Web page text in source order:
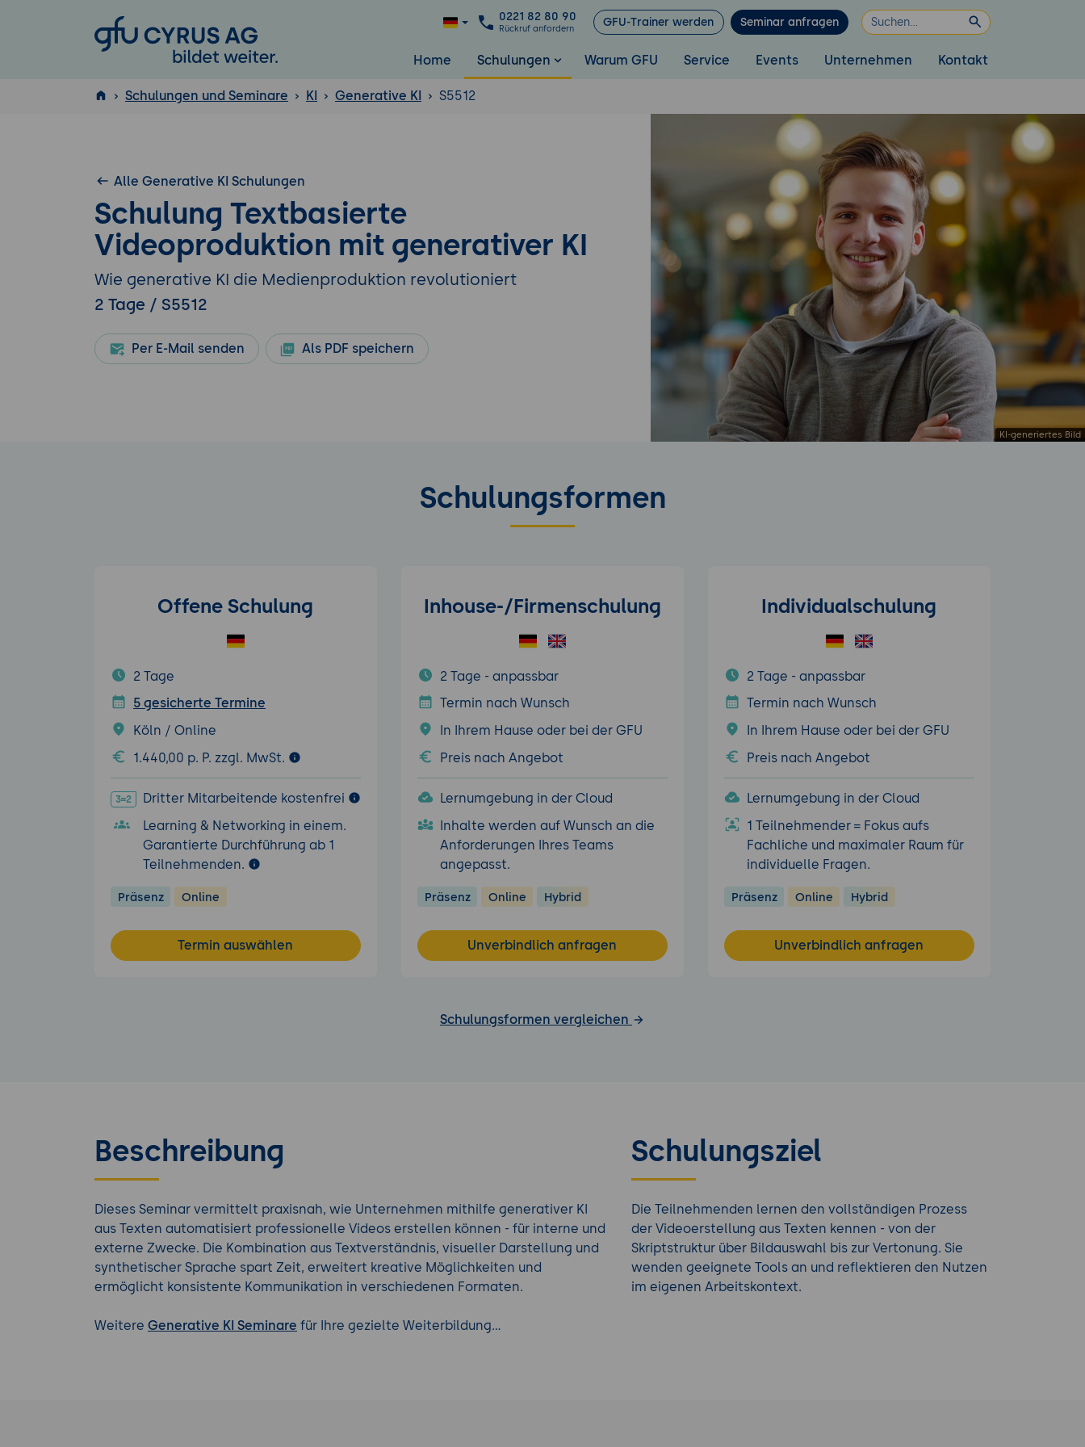
GFU Cyrus AG
0221 82 80 90
Rückruf anfordern GFU-Trainer werden Seminar anfragen
Home Schulungen Warum GFU Service Events Unternehmen Kontakt
ISTQB
Schulungen und Seminare KI Generative KI S5512
Alle Generative KI Schulungen
Schulung Textbasierte
Videoproduktion mit generativer KI
Wie generative KI die Medienproduktion revolutioniert
2 Tage / S5512
Per E-Mail senden Als PDF speichern
Schulungsformen
Offene Schulung
2 Tage
5 gesicherte Termine
Köln / Online
1.440,00 p. P. zzgl. MwSt.
Dritter Mitarbeitende kostenfrei
Learning & Networking in einem.
Garantierte Durchführung ab 1
Teilnehmenden.
Präsenz Online
Termin auswählen
Inhouse-/Firmenschulung
2 Tage - anpassbar
Termin nach Wunsch
In Ihrem Hause oder bei der GFU
Preis nach Angebot
Lernumgebung in der Cloud
Inhalte werden auf Wunsch an die
Anforderungen Ihres Teams
angepasst.
Präsenz Online Hybrid
Unverbindlich anfragen
Individualschulung
2 Tage - anpassbar
Termin nach Wunsch
In Ihrem Hause oder bei der GFU
Preis nach Angebot
Lernumgebung in der Cloud
1 Teilnehmender = Fokus aufs
Fachliche und maximaler Raum für
individuelle Fragen.
Präsenz Online Hybrid
Unverbindlich anfragen
Schulungsformen vergleichen
Beschreibung
Dieses Seminar vermittelt praxisnah, wie Unternehmen mithilfe generativer KI
aus Texten automatisiert professionelle Videos erstellen können - für interne und
externe Zwecke. Die Kombination aus Textverständnis, visueller Darstellung und
synthetischer Sprache spart Zeit, erweitert kreative Möglichkeiten und
ermöglicht konsistente Kommunikation in verschiedenen Formaten.
Weitere Generative KI Seminare für Ihre gezielte Weiterbildung...
Schulungsziel
Die Teilnehmenden lernen den vollständigen Prozess
der Videoerstellung aus Texten kennen - von der
Skriptstruktur über Bildauswahl bis zur Vertonung. Sie
wenden geeignete Tools an und reflektieren den Nutzen
im eigenen Arbeitskontext.